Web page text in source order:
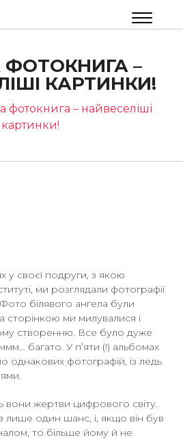
–
КАРТИНКИ!
фотокнига – найвеселіші
картинки!
у своєї подруги, з якою
ми розглядали фотографії
білявого ангела були
сторінкою ми милувалися і
створенню. Все було дуже
багато. У п’яти (!) альбомах
однакових фотографій, із ледь
вони жертви цифрового світу.
один шанс, і, якщо він був
то більше йому й не